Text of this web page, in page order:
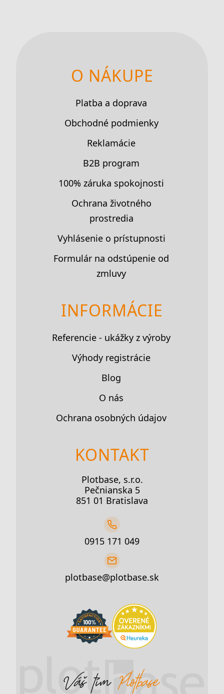
O NÁKUPE
Platba a doprava
Obchodné podmienky
Reklamácie
B2B program
100% záruka spokojnosti
Ochrana životného
prostredia
Vyhlásenie o prístupnosti
Formulár na odstúpenie od
zmluvy
INFORMÁCIE
Referencie - ukážky z výroby
Výhody registrácie
Blog
O nás
Ochrana osobných údajov
KONTAKT
Plotbase, s.r.o.
Pečnianska 5
851 01 Bratislava
0915 171 049
plotbase@plotbase.sk